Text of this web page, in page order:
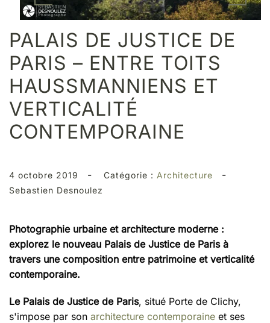
PALAIS DE JUSTICE DE
PARIS – ENTRE TOITS
HAUSSMANNIENS ET
VERTICALITÉ
CONTEMPORAINE
4 octobre 2019 - Catégorie : Architecture -
Sebastien Desnoulez
Photographie urbaine et architecture moderne :
explorez le nouveau Palais de Justice de Paris à
travers une composition entre patrimoine et verticalité
contemporaine.
Le Palais de Justice de Paris, situé Porte de Clichy,
s'impose par son architecture contemporaine et ses